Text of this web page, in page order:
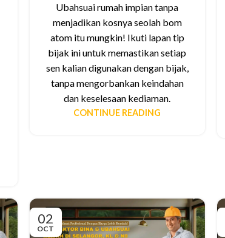
Ubahsuai rumah impian tanpa
menjadikan kosnya seolah bom
atom itu mungkin! Ikuti lapan tip
bijak ini untuk memastikan setiap
sen kalian digunakan dengan bijak,
tanpa mengorbankan keindahan
dan keselesaan kediaman.
CONTINUE READING
02
OCT